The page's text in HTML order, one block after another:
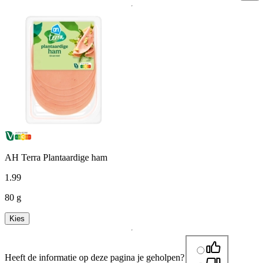
AH Terra Plantaardige ham
1 .99
80 g
Kies
Heeft de informatie op deze pagina je geholpen?